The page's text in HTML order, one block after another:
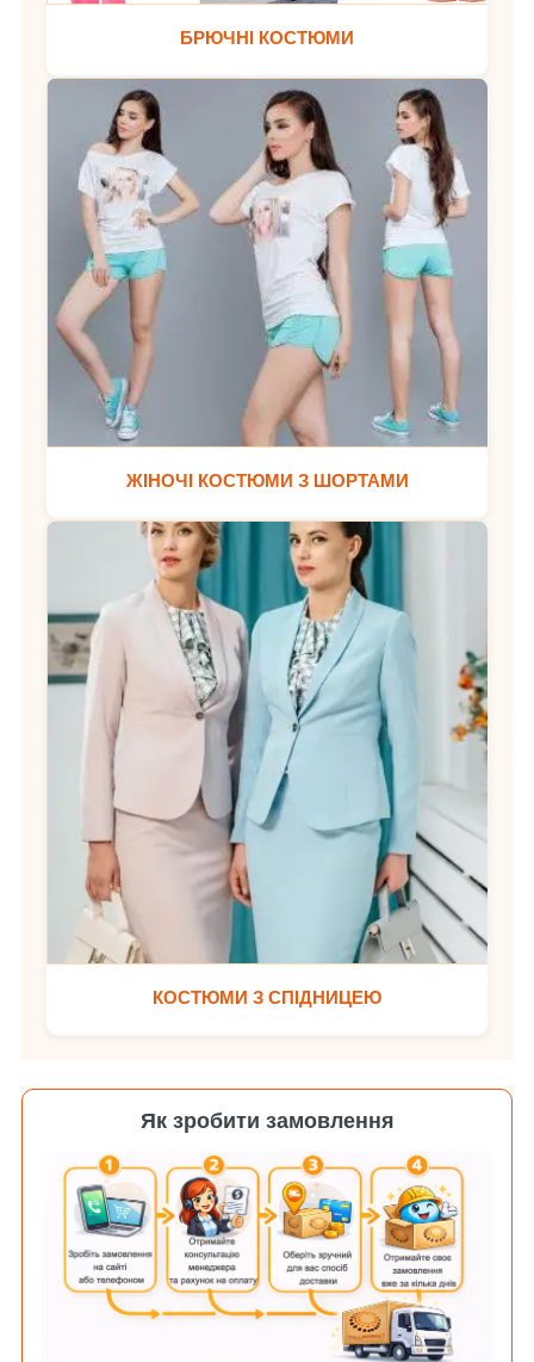
БРЮЧНІ КОСТЮМИ
ЖІНОЧІ КОСТЮМИ З ШОРТАМИ
КОСТЮМИ З СПІДНИЦЕЮ
Як зробити замовлення